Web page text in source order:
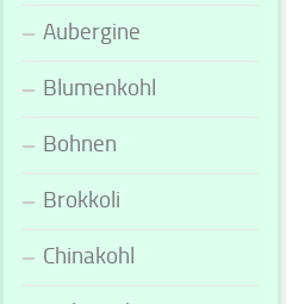
Aubergine
Blumenkohl
Bohnen
Brokkoli
Chinakohl